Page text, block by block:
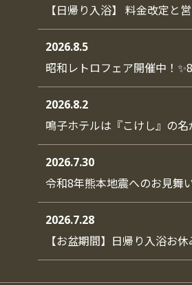
【日帰り入浴】 料金改定と
2026.8.5
昭和レトロフェア開催中！
2026.8.2
鳴子ホテルは『こけし』の
2026.7.30
令和8年熊本地震へのお見舞
2026.7.28
【お盆期間】日帰り入浴お